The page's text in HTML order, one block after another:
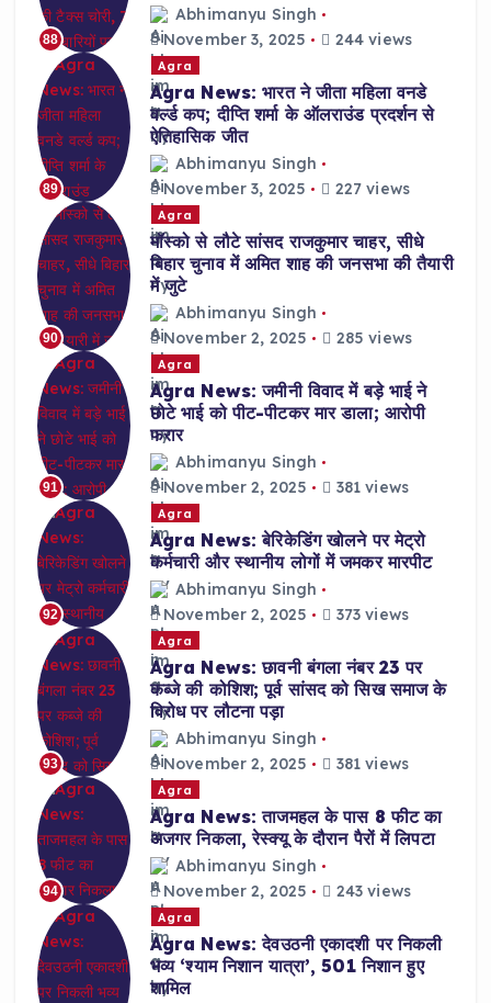
88
Abhimanyu Singh
November 3, 2025
244 views
89
Agra
Agra News: भारत ने जीता महिला वनडे
वर्ल्ड कप; दीप्ति शर्मा के ऑलराउंड प्रदर्शन से
ऐतिहासिक जीत
Abhimanyu Singh
November 3, 2025
227 views
90
Agra
मॉस्को से लौटे सांसद राजकुमार चाहर, सीधे
बिहार चुनाव में अमित शाह की जनसभा की तैयारी
में जुटे
Abhimanyu Singh
November 2, 2025
285 views
91
Agra
Agra News: जमीनी विवाद में बड़े भाई ने
छोटे भाई को पीट-पीटकर मार डाला; आरोपी
फरार
Abhimanyu Singh
November 2, 2025
381 views
92
Agra
Agra News: बेरिकेडिंग खोलने पर मेट्रो
कर्मचारी और स्थानीय लोगों में जमकर मारपीट
Abhimanyu Singh
November 2, 2025
373 views
93
Agra
Agra News: छावनी बंगला नंबर 23 पर
कब्जे की कोशिश; पूर्व सांसद को सिख समाज के
विरोध पर लौटना पड़ा
Abhimanyu Singh
November 2, 2025
381 views
94
Agra
Agra News: ताजमहल के पास 8 फीट का
अजगर निकला, रेस्क्यू के दौरान पैरों में लिपटा
Abhimanyu Singh
November 2, 2025
243 views
Agra
Agra News: देवउठनी एकादशी पर निकली
भव्य ‘श्याम निशान यात्रा’, 501 निशान हुए
शामिल